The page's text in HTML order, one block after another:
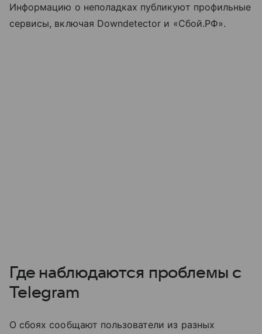
Информацию о неполадках публикуют профильные
сервисы, включая Downdetector и «Сбой.РФ».
Где наблюдаются проблемы с
Telegram
О сбоях сообщают пользователи из разных